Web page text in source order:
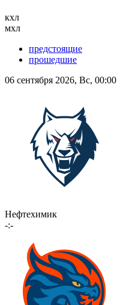
кхл
мхл
предстоящие
прошедшие
06 сентября 2026, Вс, 00:00
Нефтехимик
-:-